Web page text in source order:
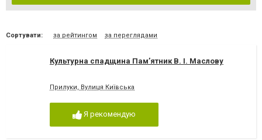
Сортувати: за рейтингом за переглядами
Культурна спадщина Пам’ятник В. І. Маслову
Прилуки, Вулиця Київська
Я рекомендую